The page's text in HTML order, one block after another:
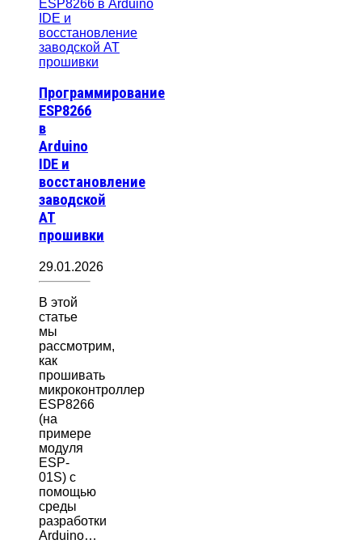
Программирование
ESP8266
в
Arduino
IDE и
восстановление
заводской
AT
прошивки
29.01.2026
В этой
статье
мы
рассмотрим,
как
прошивать
микроконтроллер
ESP8266
(на
примере
модуля
ESP-
01S) с
помощью
среды
разработки
Arduino…